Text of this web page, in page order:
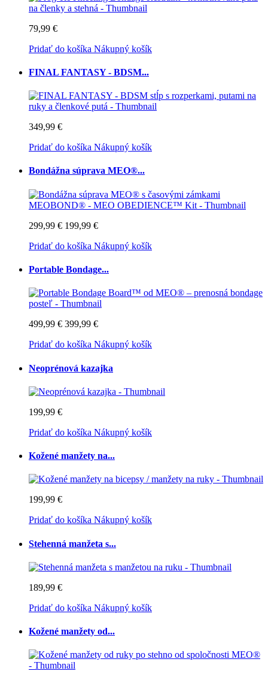
79,99 €
Pridať do košíka Nákupný košík
FINAL FANTASY - BDSM...
349,99 €
Pridať do košíka Nákupný košík
Bondážna súprava MEO®...
299,99 € 199,99 €
Pridať do košíka Nákupný košík
Portable Bondage...
499,99 € 399,99 €
Pridať do košíka Nákupný košík
Neoprénová kazajka
199,99 €
Pridať do košíka Nákupný košík
Kožené manžety na...
199,99 €
Pridať do košíka Nákupný košík
Stehenná manžeta s...
189,99 €
Pridať do košíka Nákupný košík
Kožené manžety od...